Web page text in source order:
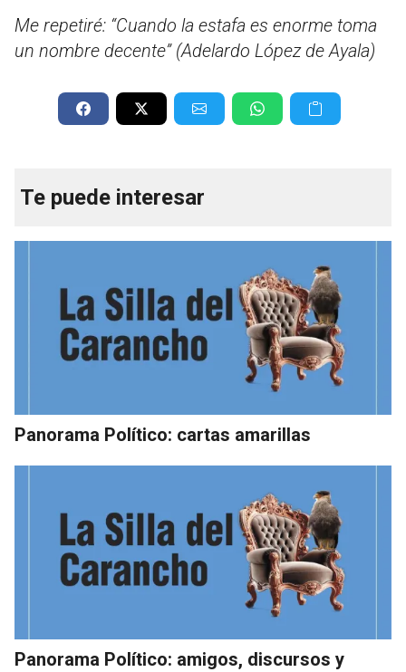
Me repetiré: “Cuando la estafa es enorme toma
un nombre decente” (Adelardo López de Ayala)
Te puede interesar
Panorama Político: cartas amarillas
Panorama Político: amigos, discursos y